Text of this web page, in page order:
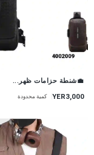
💼شنطة حزامات ظهر...
YER3,000 كمية محدودة